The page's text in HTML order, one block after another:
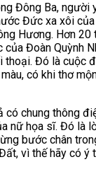
Đông Ba, người
Đức xa xôi
Hương. Hơn 20
Đoàn Quỳnh
thoại. Đó là cuộc
có khi thơ
có chung thông
nữ họa sĩ. Đó là
bước chân
vì thế hãy có ý